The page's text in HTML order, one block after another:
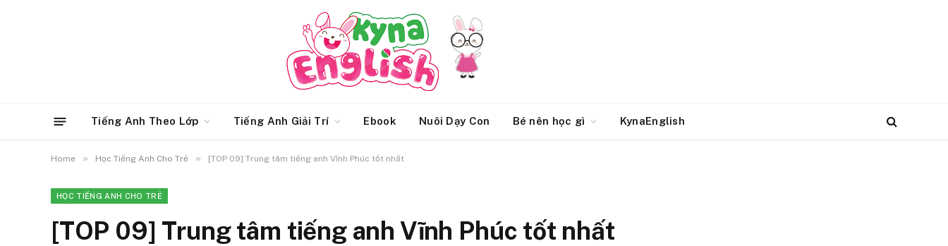
Tiếng Anh Theo Lớp Tiếng Anh Giải Trí Ebook Nuôi Dạy Con Bé nên học gì KynaEnglish
Home » Học Tiếng Anh Cho Trẻ » [TOP 09] Trung tâm tiếng anh Vĩnh Phúc tốt nhất
HỌC TIẾNG ANH CHO TRẺ
[TOP 09] Trung tâm tiếng anh Vĩnh Phúc tốt nhất